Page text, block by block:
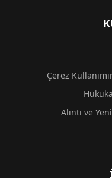
Çerez
Alıntı ve